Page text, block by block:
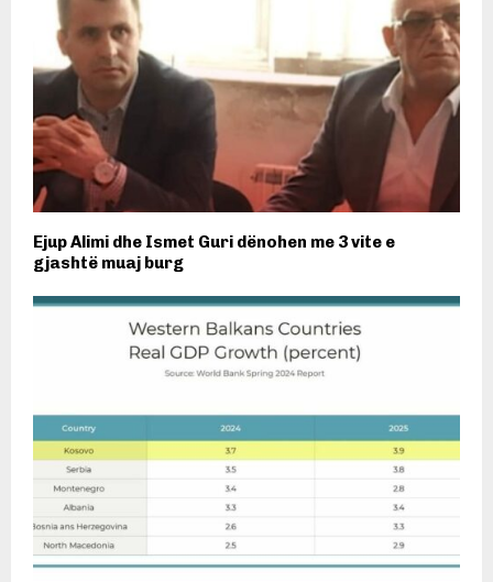
Ejup Alimi dhe Ismet Guri dënohen me 3 vite e
gjashtë muaj burg